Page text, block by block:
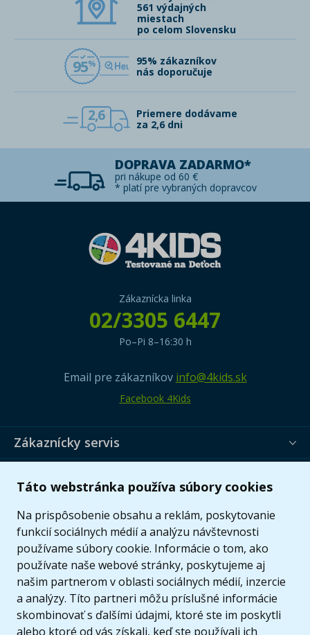
Táto webstránka používa súbory cookies
Na prispôsobenie obsahu a reklám, poskytovanie
funkcií sociálnych médií a analýzu návštevnosti
používame súbory cookie. Informácie o tom, ako
používate naše webové stránky, poskytujeme aj
našim partnerom v oblasti sociálnych médií, inzercie
a analýzy. Títo partneri môžu príslušné informácie
skombinovať s ďalšími údajmi, ktoré ste im poskytli
alebo ktoré od vás získali, keď ste používali ich
561 výdajných
miestach
po celom Slovensku
95
95% zákazníkov
nás doporučuje
2,6
Priemere dodávame
za 2,6 dni
DOPRAVA ZADARMO*
pri nákupe od 60 €
* platí pre vybraných dopravcov
Zákaznícka linka
02/3305 6447
Po–Pi 8–16:30 h
Email pre zákazníkov info@4kids.sk
Facebook 4Kids
Zákaznícky servis